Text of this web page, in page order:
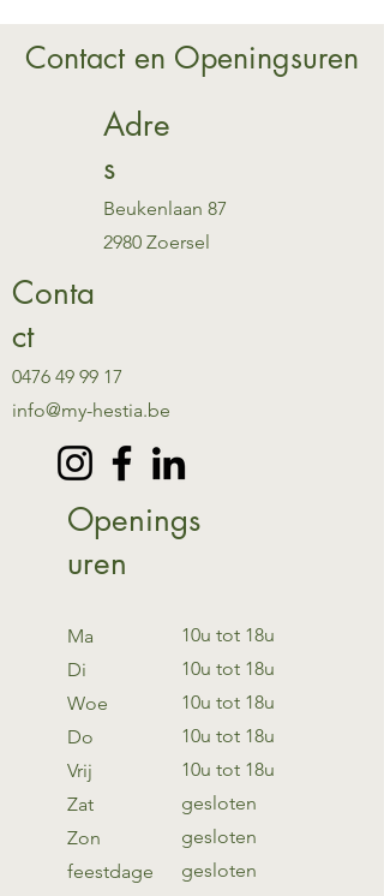
Contact en Openingsuren
Adre
s
Beukenlaan 87
2980 Zoersel
Conta
ct
0476 49 99 17
info@my-hestia.be
Openings
uren
Ma
Di
Woe
Do
Vrij
Zat
Zon
feestdage
10u tot 18u
10u tot 18u
10u tot 18u
10u tot 18u
10u tot 18u
gesloten
gesloten
gesloten